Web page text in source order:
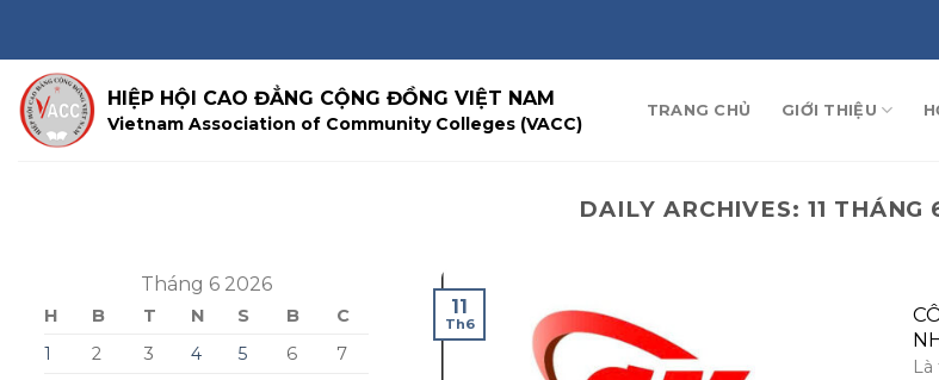
content
HIỆP HỘI CAO ĐẲNG CỘNG ĐỒNG VIỆT NAM
Vietnam Association of Community Colleges (VACC)
TRANG CHỦ GIỚI THIỆU
DAILY ARCHIVES: 11 THÁNG
Tháng 6 2026
H B T N S B
C
1
2 3 4 5 6
7
11
Th6